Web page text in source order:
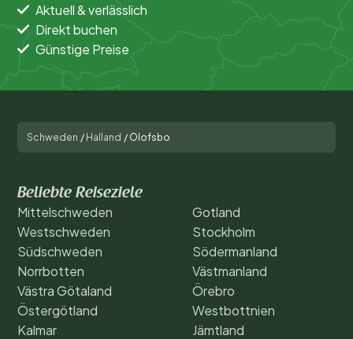
Aktuell & verlässlich
Direkt buchen
Günstige Preise
Schweden / Halland / Olofsbo
Beliebte Reiseziele
Mittelschweden
Westschweden
Südschweden
Norrbotten
Västra Götaland
Östergötland
Kalmar
Gotland
Stockholm
Södermanland
Västmanland
Örebro
Westbottnien
Jämtland